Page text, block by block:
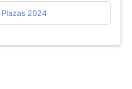
Plazas 2024